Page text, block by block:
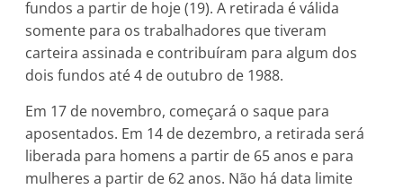
fundos a partir de hoje (19). A retirada é válida
somente para os trabalhadores que tiveram
carteira assinada e contribuíram para algum dos
dois fundos até 4 de outubro de 1988.
Em 17 de novembro, começará o saque para
aposentados. Em 14 de dezembro, a retirada será
liberada para homens a partir de 65 anos e para
mulheres a partir de 62 anos. Não há data limite